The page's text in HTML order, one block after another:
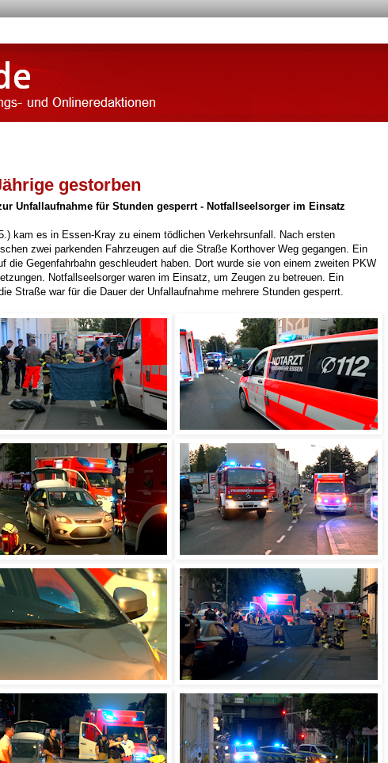
gestorben
Unfallaufnahme für Stunden gesperrt - Notfallseelsorger im Einsatz
kam es in Essen-Kray zu einem tödlichen Verkehrsunfall. Nach ersten
zwei parkenden Fahrzeugen auf die Straße Korthover Weg gegangen. Ein
die Gegenfahrbahn geschleudert haben. Dort wurde sie von einem zweiten PKW
Notfallseelsorger waren im Einsatz, um Zeugen zu betreuen. Ein
Straße war für die Dauer der Unfallaufnahme mehrere Stunden gesperrt.